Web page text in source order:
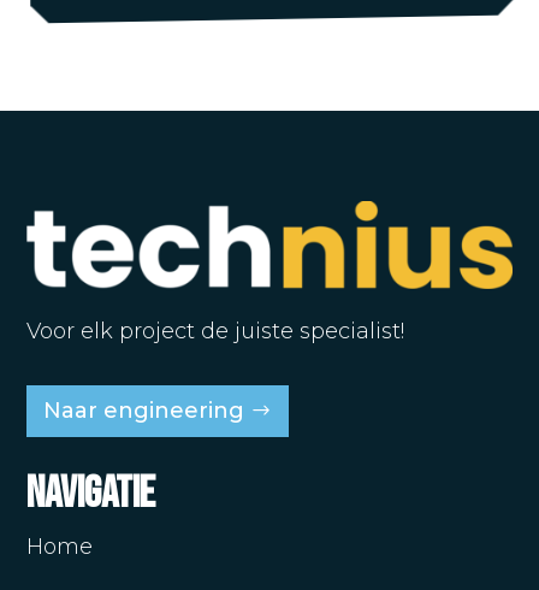
Voor elk project de juiste specialist!
Naar engineering
Navigatie
Home